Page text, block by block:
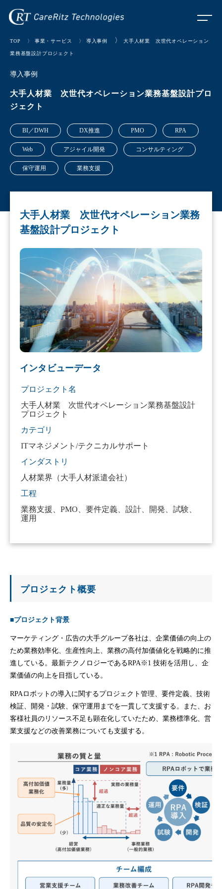
TOP 〉 事業・サービス 〉 導入事例 〉大手人材業 次世代オペレーション
業務基盤設計プロジェクト
導入事例
大手人材業 次世代オペレーション業務基盤設計プロ
ジェクト
BI／DWH DX推進 PMO RPA
Web アジャイル開発 コンサルティング
保守運用 業務支援
大手人材業 次世代オペレーション業務
基盤設計プロジェクト
インタビューデータ
プロジェクト名
大手人材業 次世代オペレーション業務基盤設計
プロジェクト
カテゴリ
ITマネジメント/テクニカルサポート
インダストリ
人材業界（大手人材派遣会社）
工程
業務支援、PMO、要件定義、設計、開発、試験、
運用
プロジェクト概要
■プロジェクト背景
マーケティング・広告の大手グループ各社は、企業価値の向上の
ため業務効率化、生産性向上、業務の高付加価値化を戦略的に推
進している。最新テクノロジーであるRPA※1 技術を活用し、企
業価値の向上を目指している。
RPAロボットの導入に関するプロジェクト管理、要件定義、技術
検証、開発・試験、保守運用までを一貫して支援する。また、お
客様社員のリソース不足も顕在化していたため、業務標準化、営
業支援などの改善業務についても支援する。